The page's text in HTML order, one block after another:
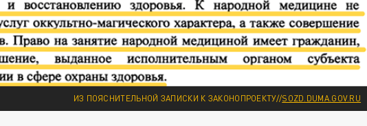
ИЗ ПОЯСНИТЕЛЬНОЙ ЗАПИСКИ К ЗАКОНОПРОЕКТУ//SOZD.DUMA.GOV.RU